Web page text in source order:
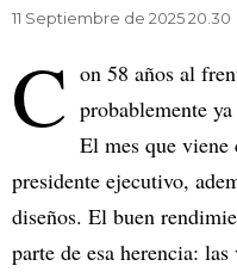
11 Septiembre de 2025 20.30
C on 58 años al
probablemente
El mes que
presidente ejecutivo,
diseños. El buen
parte de esa herencia: